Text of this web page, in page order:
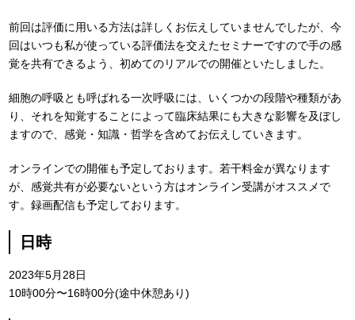
前回は評価に用いる方法は詳しくお伝えしていませんでしたが、今
回はいつも私が使っている評価法を交えたセミナーですので手の感
覚を共有できるよう、初めてのリアルでの開催といたしました。
細胞の呼吸とも呼ばれる一次呼吸には、いくつかの段階や種類があ
り、それを知覚することによって臨床結果にも大きな影響を及ぼし
ますので、感覚・知識・哲学を含めてお伝えしていきます。
オンラインでの開催も予定しております。若干料金が異なります
が、感覚共有が必要ないという方はオンライン受講がオススメで
す。録画配信も予定しております。
日時
2023年5月28日
10時00分〜16時00分(途中休憩あり)